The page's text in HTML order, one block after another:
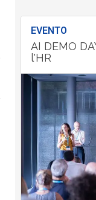
EVENTO
AI DEMO
l'HR